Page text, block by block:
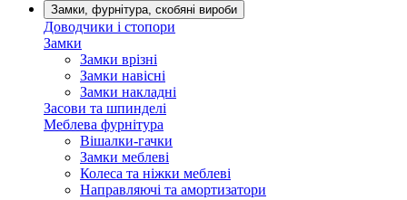
Замки, фурнітура, скобяні вироби
Доводчики і стопори
Замки
Замки врізні
Замки навісні
Замки накладні
Засови та шпинделі
Меблева фурнітура
Вішалки-гачки
Замки меблеві
Колеса та ніжки меблеві
Направляючі та амортизатори